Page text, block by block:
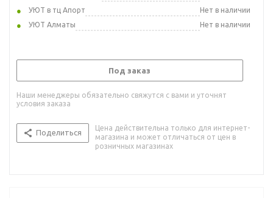
УЮТ в тц Апорт
Нет в наличии
УЮТ Алматы
Нет в наличии
Под заказ
Наши менеджеры обязательно свяжутся с вами и уточнят
условия заказа
Поделиться
Цена действительна только для интернет-
магазина и может отличаться от цен в
розничных магазинах